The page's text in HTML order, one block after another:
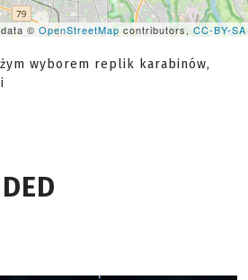
© OpenStreetMap contributors,CC-BY-SA
wyborem replik karabinów,